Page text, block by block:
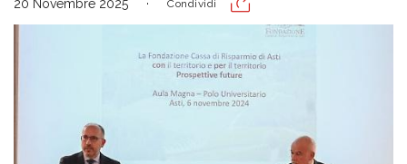
20 Novembre 2025 Condividi